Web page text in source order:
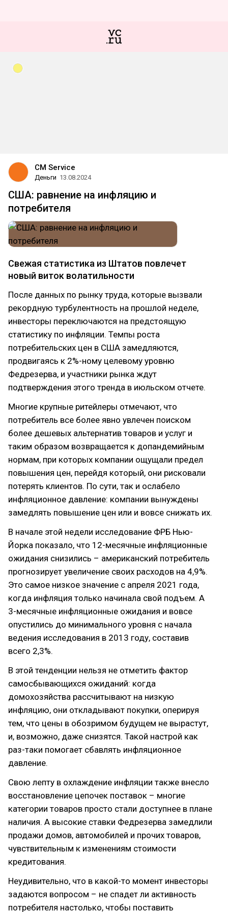
CM Service
Деньги 13.08.2024
США: равнение на инфляцию и
потребителя
Свежая статистика из Штатов повлечет
новый виток волатильности
После данных по рынку труда, которые вызвали
рекордную турбулентность на прошлой неделе,
инвесторы переключаются на предстоящую
статистику по инфляции. Темпы роста
потребительских цен в США замедляются,
продвигаясь к 2%-ному целевому уровню
Федрезерва, и участники рынка ждут
подтверждения этого тренда в июльском отчете.
Многие крупные ритейлеры отмечают, что
потребитель все более явно увлечен поиском
более дешевых альтернатив товаров и услуг и
таким образом возвращается к допандемийным
нормам, при которых компании ощущали предел
повышения цен, перейдя который, они рисковали
потерять клиентов. По сути, так и ослабело
инфляционное давление: компании вынуждены
замедлять повышение цен или и вовсе снижать их.
В начале этой недели исследование ФРБ Нью-
Йорка показало, что 12-месячные инфляционные
ожидания снизились – американский потребитель
прогнозирует увеличение своих расходов на 4,9%.
Это самое низкое значение с апреля 2021 года,
когда инфляция только начинала свой подъем. А
3-месячные инфляционные ожидания и вовсе
опустились до минимального уровня с начала
ведения исследования в 2013 году, составив
всего 2,3%.
В этой тенденции нельзя не отметить фактор
самосбывающихся ожиданий: когда
домохозяйства рассчитывают на низкую
инфляцию, они откладывают покупки, оперируя
тем, что цены в обозримом будущем не вырастут,
и, возможно, даже снизятся. Такой настрой как
раз-таки помогает сбавлять инфляционное
давление.
Свою лепту в охлаждение инфляции также внесло
восстановление цепочек поставок – многие
категории товаров просто стали доступнее в плане
наличия. А высокие ставки Федрезерва замедлили
продажи домов, автомобилей и прочих товаров,
чувствительным к изменениям стоимости
кредитования.
Неудивительно, что в какой-то момент инвесторы
задаются вопросом – не спадет ли активность
потребителя настолько, чтобы поставить